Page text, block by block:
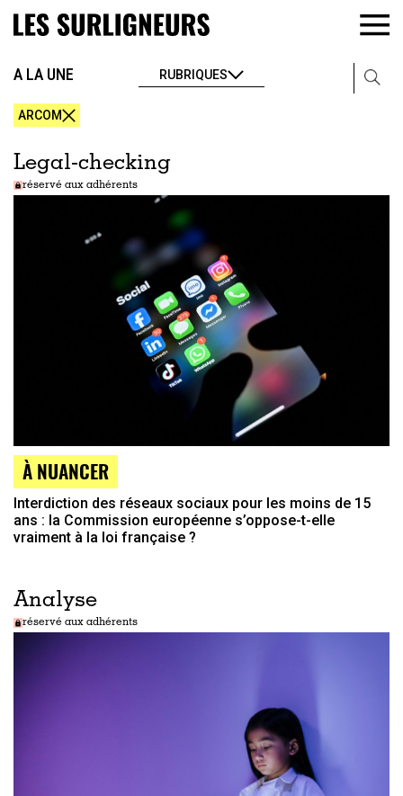
A LA UNE RUBRIQUES
ARCOM
Legal-checking
réservé aux adhérents
À NUANCER
Interdiction des réseaux sociaux pour les moins de 15
ans : la Commission européenne s’oppose-t-elle
vraiment à la loi française ?
Analyse
réservé aux adhérents